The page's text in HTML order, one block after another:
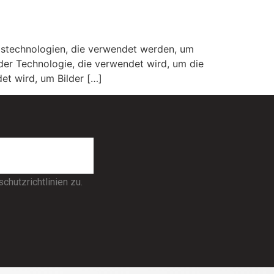
die verwendet werden, um
Technologie, die verwendet wird, um die
wird, um Bilder […]
zu.